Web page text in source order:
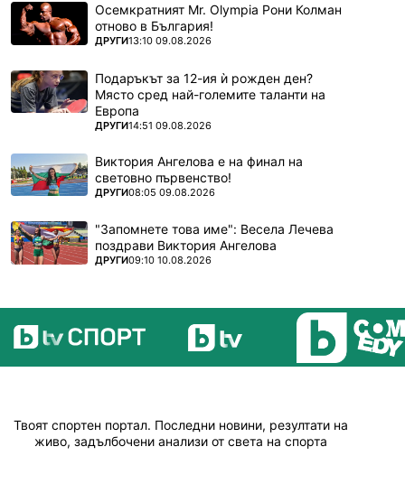
Осемкратният Mr. Olympia Рони Колман
отново в България!
ПОВЕЧЕ ОТ
ДРУГИ13:10 09.08.2026
Подаръкът за 12-ия ѝ рожден ден?
Място сред най-големите таланти на
Европа
ПОВЕЧЕ ОТ
ДРУГИ14:51 09.08.2026
Виктория Ангелова е на финал на
световно първенство!
ПОВЕЧЕ ОТ
ДРУГИ08:05 09.08.2026
"Запомнете това име": Весела Лечева
поздрави Виктория Ангелова
ПОВЕЧЕ ОТ
ДРУГИ09:10 10.08.2026
Твоят спортен портал. Последни новини, резултати на
живо, задълбочени анализи от света на спорта